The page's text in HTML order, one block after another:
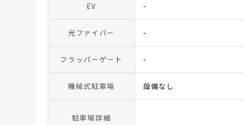
EV -
光ファイバー -
フラッパーゲート -
機械式駐車場 設備なし
駐車場詳細